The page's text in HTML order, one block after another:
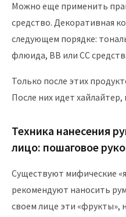
Можно еще применить
средство. Декоративная
следующем порядке:
флюида, BB или СС
Только после этих
После них идет
Техника нанесения
лицо: пошаговое
Существуют мифические
рекомендуют наносить
своем лице эти «фрукты»,